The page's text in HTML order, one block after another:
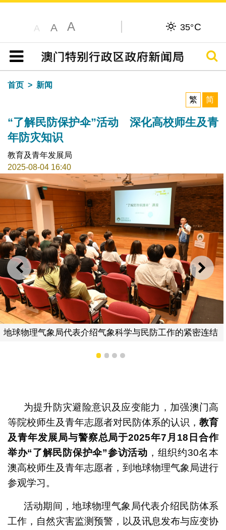
A A A 35°C
目录
搜寻
首页
新闻
繁
简
“了解民防保护伞”活动 深化高校师生及青
年防灾知识
教育及青年发展局
2025-08-04 16:40
上一则 下一
工作的紧密连结 澳门高校师生及青年志愿者参观户
1 2 3 4
为提升防灾避险意识及应变能力，加强澳门高
等院校师生及青年志愿者对民防体系的认识，教育
及青年发展局与警察总局于2025年7 月 18 日合作
举办“了解民防保护伞”参访活动 ，组织约30名本
澳高校师生及青年志愿者，到地球物理气象局进行
参观学习。
活动期间，地球物理气象局代表介绍民防体系
工作，自然灾害监测预警，以及讯息发布与应变协